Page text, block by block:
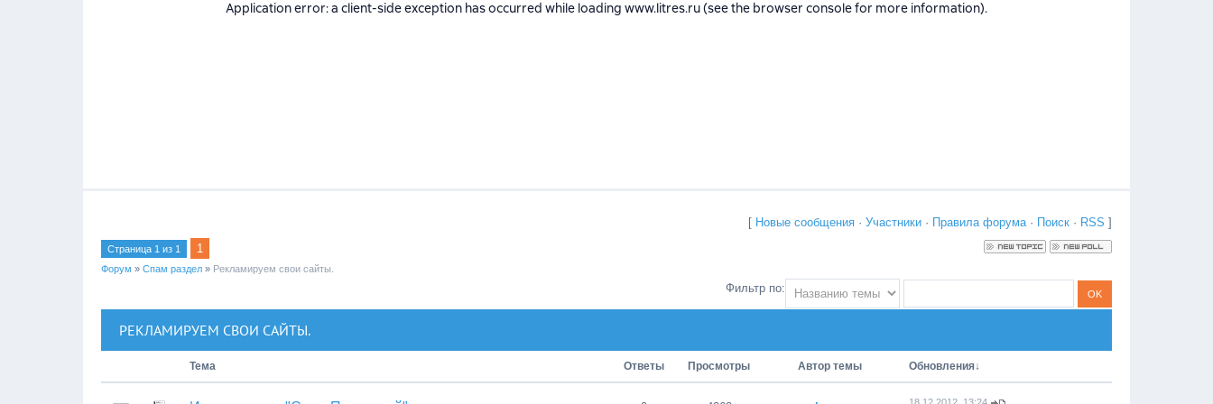
[ Новые сообщения · Участники · Правила форума· Поиск · RSS ]
Страница 1 из 1 1
Форум » Спам раздел » Рекламируем свои сайты.
Фильтр по:
РЕКЛАМИРУЕМ СВОИ САЙТЫ.
Тема Ответы Просмотры Автор темы Обновления↓